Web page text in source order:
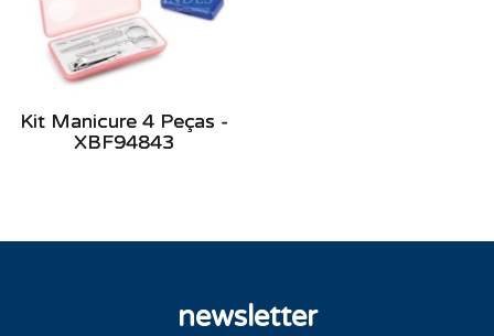
Kit Manicure 4 Peças -
XBF94843
newsletter